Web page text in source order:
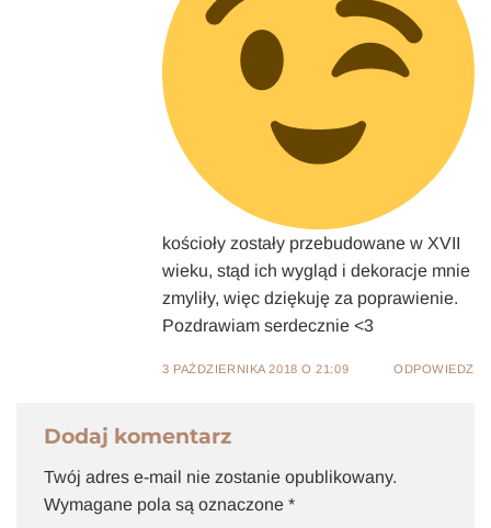
kościoły zostały przebudowane w XVII
wieku, stąd ich wygląd i dekoracje mnie
zmyliły, więc dziękuję za poprawienie.
Pozdrawiam serdecznie <3
3 PAŹDZIERNIKA 2018 O 21:09 ODPOWIEDZ
Dodaj komentarz
Twój adres e-mail nie zostanie opublikowany.
Wymagane pola są oznaczone *